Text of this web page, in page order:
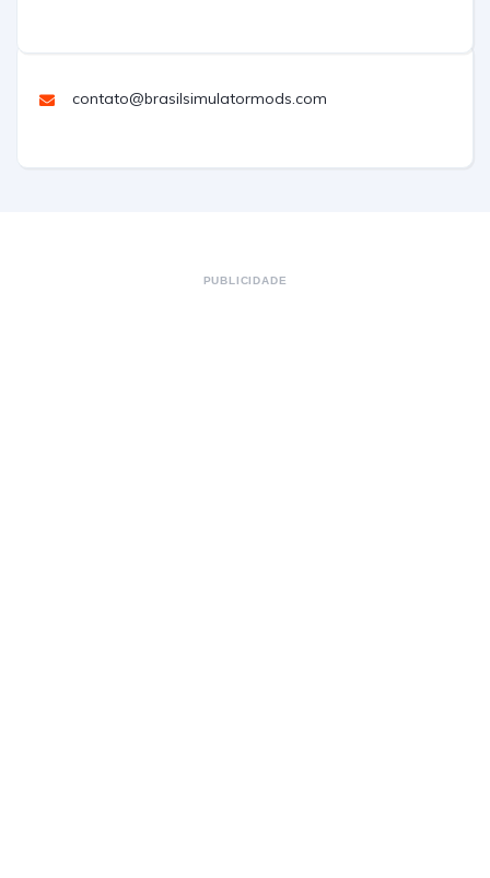
contato@brasilsimulatormods.com
PUBLICIDADE